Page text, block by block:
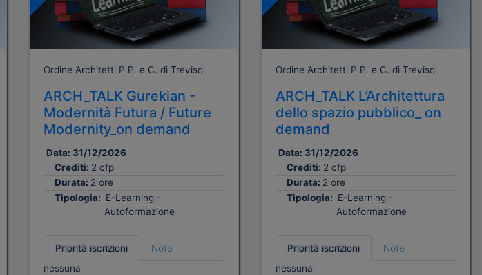
Ordine Architetti P.P. e C. di Treviso
ARCH_TALK Gurekian -
Modernità Futura / Future
Modernity_on demand
Data: 31/12/2026
Crediti: 2 cfp
Durata: 2 ore
Tipologia: E-Learning -
Autoformazione
Priorità iscrizioni
Note
nessuna
Ordine Architetti P.P. e C. di Treviso
ARCH_TALK L’Architettura
dello spazio pubblico_ on
demand
Data: 31/12/2026
Crediti: 2 cfp
Durata: 2 ore
Tipologia: E-Learning -
Autoformazione
Priorità iscrizioni
Note
nessuna